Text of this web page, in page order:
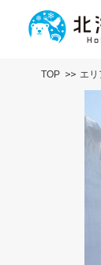
TOP エ